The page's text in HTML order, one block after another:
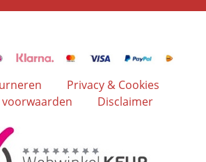
Privacy & Cookies
Disclaimer